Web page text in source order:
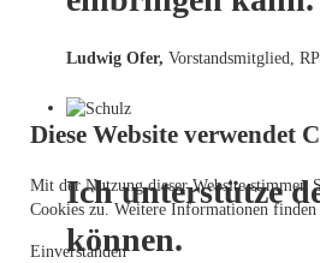
Ludwig Ofer, Vorstandsmitglied,
Ich unterstütze
können.
Diese Website verwendet
Mit der Nutzung dieser Website stimmen
Cookies zu. Weitere Informationen finden
Einverstanden